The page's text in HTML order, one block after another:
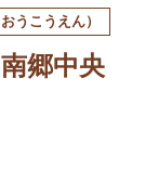
うこうえん）
郷中央